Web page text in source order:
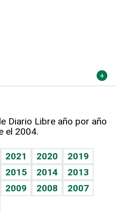
Diario Libre año por año
el 2004.
2021 2020
2019
2015 2014
2013
2009 2008
2007